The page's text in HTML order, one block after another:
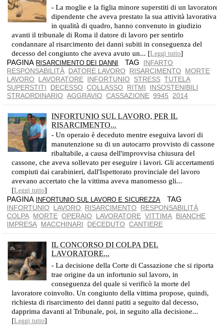
- La moglie e la figlia minore superstiti di un
dipendente che aveva prestato la sua attività lavorativa
in qualità di quadro, hanno convenuto in giudizio
avanti il tribunale di Roma il datore di lavoro per sentirlo
condannare al risarcimento dei danni subiti in conseguenza del
decesso del congiunto che aveva avuto un... [Leggi tutto]
PAGINA RISARCIMENTO DEI DANNI TAG INFARTO
RESPONSABILITÀ DATORE LAVORO RISARCIMENTO
MORTE
LAVORO
LAVORATORE INFORTUNIO STRESS TUTELA
SUPERSTITI
DECESSO COLLASSO RITMI
INSOSTENIBILI
STRAORDINARIO AGGRAVIO CASSAZIONE 9945 2014
INFORTUNIO SUL LAVORO, PER IL
RISARCIMENTO...
- Un operaio è deceduto mentre eseguiva lavori di
manutenzione su di un autocarro provvisto di cassone
ribaltabile, a causa dell'improvvisa chiusura del
cassone, che aveva sollevato per eseguire i lavori. Gli accertamenti
compiuti dai carabinieri, dall'Ispettorato provinciale del lavoro
avevano accertato che la vittima aveva manomesso gli...
[Leggi tutto]
PAGINA INFORTUNIO SUL LAVORO E SICUREZZA TAG
INFORTUNIO LAVORO RISARCIMENTO
RESPONSABILITÀ
COLPA MORTE OPERAIO LAVORATORE VITTIMA BIANCHE
IMPRESA MACCHINARI DECEDUTO CANTIERE
IL CONCORSO DI COLPA DEL
LAVORATORE...
- La decisione della Corte di Cassazione che si riporta
trae origine da un infortunio sul lavoro, in
conseguenza del quale si verificò la morte del
lavoratore coinvolto. Un congiunto della vittima propose, quindi,
richiesta di risarcimento dei danni patiti a seguito dal decesso,
dapprima davanti al Tribunale, poi, in seguito alla decisione...
[Leggi tutto]